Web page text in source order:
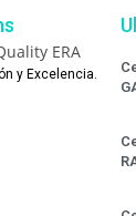
y Excelencia.